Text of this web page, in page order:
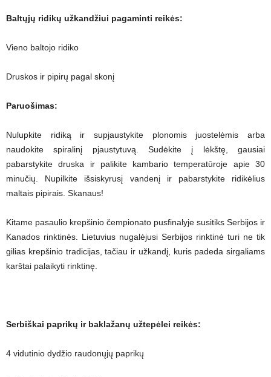
Baltųjų ridikų užkandžiui pagaminti reikės:
Vieno baltojo ridiko
Druskos ir pipirų pagal skonį
Paruošimas:
Nulupkite ridiką ir supjaustykite plonomis juostelėmis arba
naudokite spiralinį pjaustytuvą. Sudėkite į lėkštę, gausiai
pabarstykite druska ir palikite kambario temperatūroje apie 30
minučių. Nupilkite išsiskyrusį vandenį ir pabarstykite ridikėlius
maltais pipirais. Skanaus!
Kitame pasaulio krepšinio čempionato pusfinalyje susitiks Serbijos ir
Kanados rinktinės. Lietuvius nugalėjusi Serbijos rinktinė turi ne tik
gilias krepšinio tradicijas, tačiau ir užkandį, kuris padeda sirgaliams
karštai palaikyti rinktinę.
Serbiškai paprikų ir baklažanų užtepėlei reikės:
4 vidutinio dydžio raudonųjų paprikų